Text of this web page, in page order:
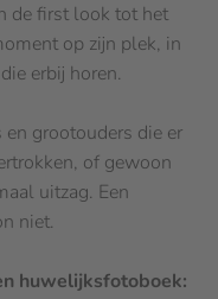
de first look tot het
op zijn plek, in
erbij horen.
grootouders die er
of gewoon
uitzag. Een
niet.
huwelijksfotoboek: